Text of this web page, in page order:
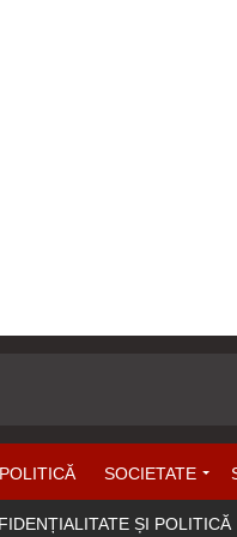
POLITICĂ SOCIETATE
ȘI POLITICĂ